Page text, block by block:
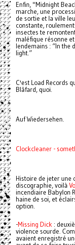
Enfin, "Midnight
marche, une
de sortie et la ville
constante,
insectes te
maléfique résonne
lendemains : “In the
light.”
C'est Load Records
Blâfard, quoi.
Auf Wiedersehen.
Clockcleaner -
Histoire de jeter une
discographie, voilà
incendiaire Babylon
haine de soi, et
option.
-Missing Dick :
violence sourde.
avaient enregistré